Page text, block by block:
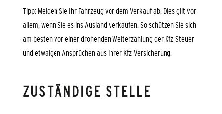
Tipp: Melden Sie Ihr Fahrzeug vor dem Verkauf ab. Dies gilt vor
allem , wenn Sie es ins Ausland verkaufen. So schützen Sie sich
am besten vor einer drohenden Weiterzahlung der Kfz-Steuer
und etwaigen Ansprüchen aus Ihrer Kfz-Versicherung.
ZUSTÄNDIGE STELLE